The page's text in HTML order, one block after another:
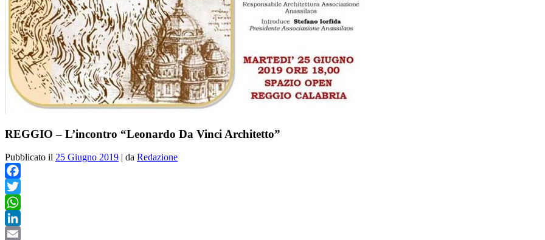
REGGIO – L’incontro “Leonardo Da Vinci Architetto”
Pubblicato il 25 Giugno 2019 | da Redazione
Facebook
Twitter
WhatsApp
LinkedIn